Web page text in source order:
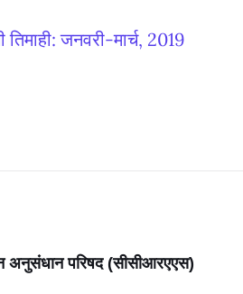
तिमाही: जनवरी-मार्च, 2019
अनुसंधान परिषद (सीसीआरएएस)